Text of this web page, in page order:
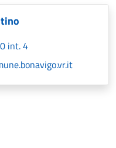
int. 4